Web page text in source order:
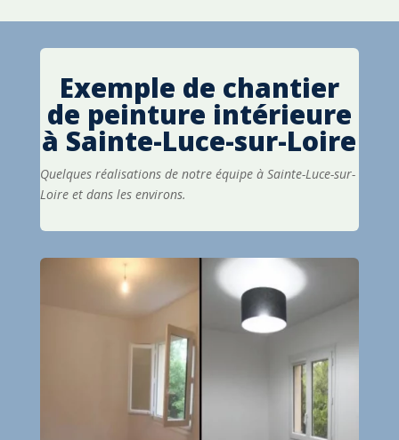
Exemple de chantier
de peinture intérieure
à Sainte-Luce-sur-Loire
Quelques réalisations de notre équipe à Sainte-Luce-sur-
Loire et dans les environs.